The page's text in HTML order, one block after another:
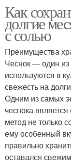
Как
долгие
с солью
Преимущества
Чеснок — один
используются в
свежесть на
Одним из самых
чеснока
метод не только
ему особенный
правильно
оставался